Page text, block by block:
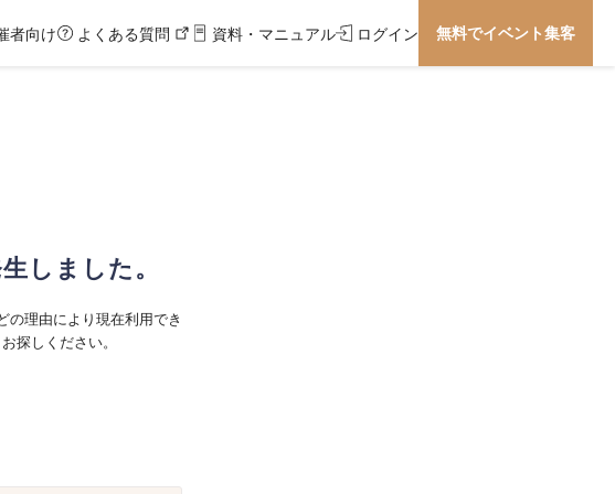
者向け よくある質問 資料・マニュアル ログイン 無料でイベント集客
しました。
の理由により現在利用でき
探しください。